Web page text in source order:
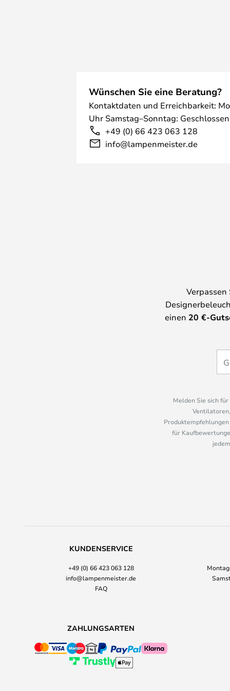
Wünschen Sie eine Beratung?
Kontaktdaten und Erreichbarkeit:
Uhr Samstag–Sonntag: Geschlossen
+49 (0) 66 423 063 128
info@lampenmeister.de
Verpassen
einen 20 €-
Melden Sie sich
für
KUNDENSERVICE
+49 (0) 66 423 063 128
info@lampenmeister.de
FAQ
ZAHLUNGSARTEN